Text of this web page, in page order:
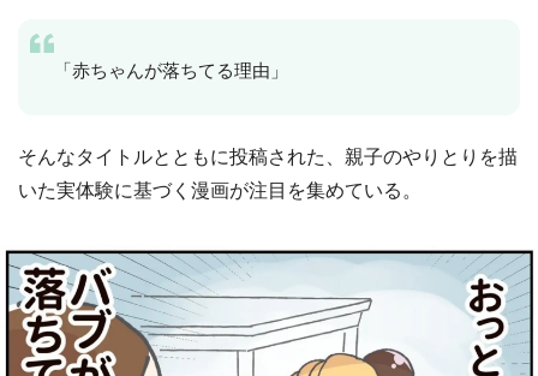
「赤ちゃんが落ちてる理由」
そんなタイトルとともに投稿された、親子のやりとりを描
いた実体験に基づく漫画が注目を集めている。